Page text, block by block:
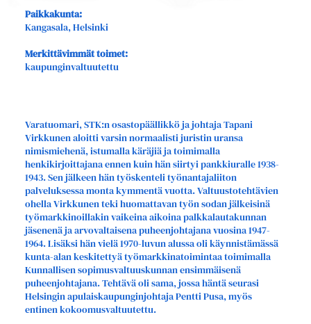
Paikkakunta:
Kangasala, Helsinki
Merkittävimmät toimet:
kaupunginvaltuutettu
Varatuomari, STK:n osastopäällikkö ja johtaja Tapani
Virkkunen aloitti varsin normaalisti juristin uransa
nimismiehenä, istumalla käräjiä ja toimimalla
henkikirjoittajana ennen kuin hän siirtyi pankkiuralle 1938-
1943. Sen jälkeen hän työskenteli työnantajaliiton
palveluksessa monta kymmentä vuotta. Valtuustotehtävien
ohella Virkkunen teki huomattavan työn sodan jälkeisinä
työmarkkinoillakin vaikeina aikoina palkkalautakunnan
jäsenenä ja arvovaltaisena puheenjohtajana vuosina 1947-
1964. Lisäksi hän vielä 1970-luvun alussa oli käynnistämässä
kunta-alan keskitettyä työmarkkinatoimintaa toimimalla
Kunnallisen sopimusvaltuuskunnan ensimmäisenä
puheenjohtajana. Tehtävä oli sama, jossa häntä seurasi
Helsingin apulaiskaupunginjohtaja Pentti Pusa, myös
entinen kokoomusvaltuutettu.